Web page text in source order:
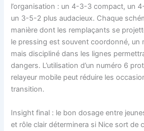
l’organisation : un 4-3-3 compact, un
un 3-5-2 plus audacieux. Chaque
manière dont les remplaçants se
le pressing est souvent coordonné, un
mais discipliné dans les lignes
dangers. L’utilisation d’un numéro 6
relayeur mobile peut réduire les
transition.
Insight final : le bon dosage entre
et rôle clair déterminera si Nice sort de